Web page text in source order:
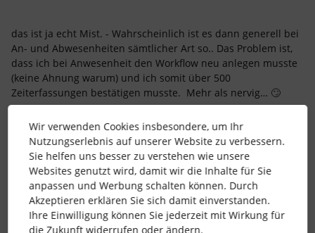
das ist ja echt Mist. - Wahrscheinlich ist es dann generell bei
An- und Abwesenheiten sämtlicher Art so.. Das Problem ist,
dass ich bei Anwesenheit den Workflow neu anlegen musste
(keine Ahnung warum) und ich somit über 500
Zeiterfassungen bestätigen musste. Mehr als nervig… 🙄
2 Menschen gefällt dies
Wir verwenden Cookies insbesondere, um Ihr
Nutzungserlebnis auf unserer Website zu verbessern.
Sie helfen uns besser zu verstehen wie unsere
Websites genutzt wird, damit wir die Inhalte für Sie
anpassen und Werbung schalten können. Durch
Akzeptieren erklären Sie sich damit einverstanden.
Ihre Einwilligung können Sie jederzeit mit Wirkung für
die Zukunft widerrufen oder ändern.